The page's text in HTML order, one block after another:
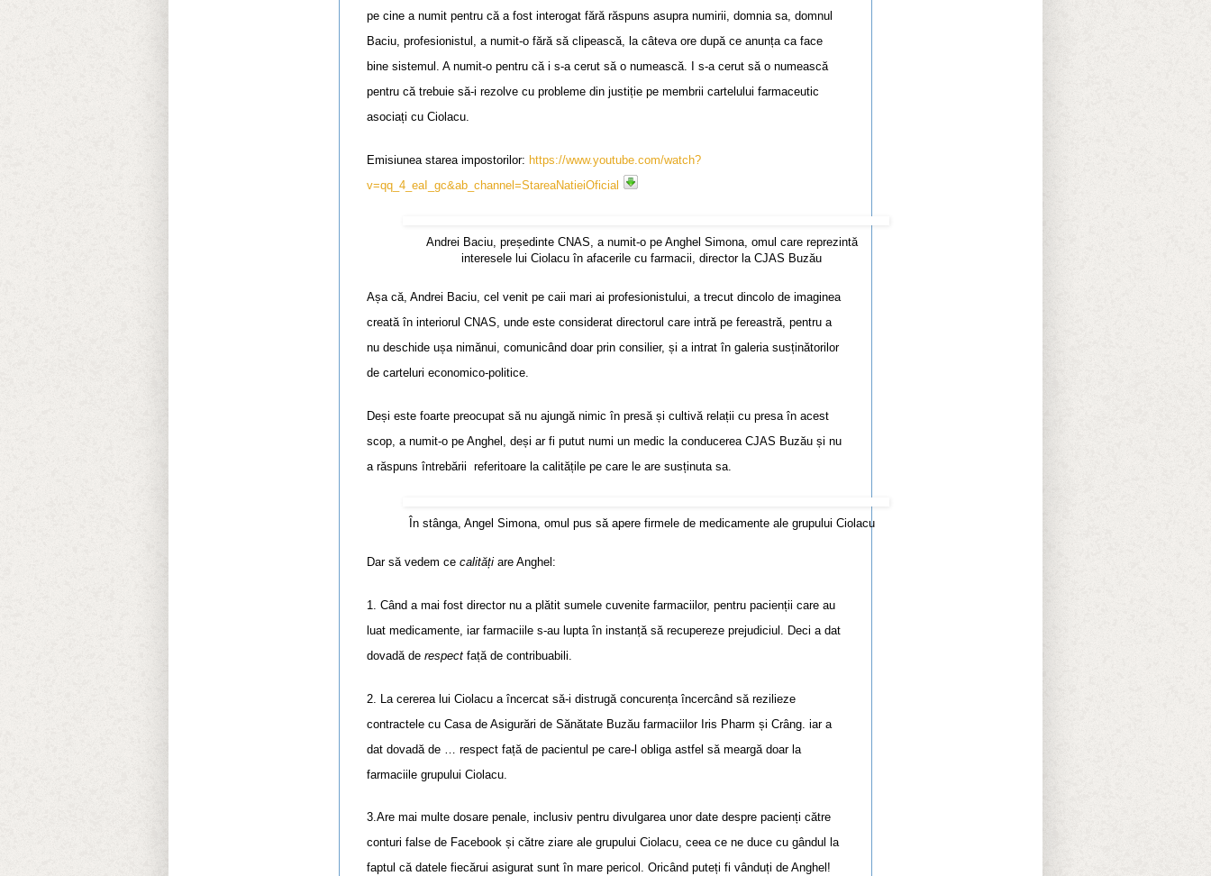
pe cine a numit pentru că a fost interogat fără răspuns asupra numirii, domnia sa, domnul
Baciu, profesionistul, a numit-o fără să clipească, la câteva ore după ce anunța ca face
bine sistemul. A numit-o pentru că i s-a cerut să o numească. I s-a cerut să o numească
pentru că trebuie să-i rezolve cu probleme din justiție pe membrii cartelului farmaceutic
asociați cu Ciolacu.
Emisiunea starea impostorilor: https://www.youtube.com/watch?
v=qq_4_eaI_gc&ab_channel=StareaNatieiOficial
Andrei Baciu, președinte CNAS, a numit-o pe Anghel Simona, omul care reprezintă
interesele lui Ciolacu în afacerile cu farmacii, director la CJAS Buzău
Așa că, Andrei Baciu, cel venit pe caii mari ai profesionistului, a trecut dincolo de imaginea
creată în interiorul CNAS, unde este considerat directorul care intră pe fereastră, pentru a
nu deschide ușa nimănui, comunicând doar prin consilier, și a intrat în galeria susținătorilor
de carteluri economico-politice.
Deși este foarte preocupat să nu ajungă nimic în presă și cultivă relații cu presa în acest
scop, a numit-o pe Anghel, deși ar fi putut numi un medic la conducerea CJAS Buzău și nu
a răspuns întrebării referitoare la calitățile pe care le are susținuta sa.
În stânga, Angel Simona, omul pus să apere firmele de medicamente ale grupului Ciolacu
Dar să vedem ce calități are Anghel:
1. Când a mai fost director nu a plătit sumele cuvenite farmaciilor, pentru pacienții care au
luat medicamente, iar farmaciile s-au lupta în instanță să recupereze prejudiciul. Deci a dat
dovadă de respect față de contribuabili.
2. La cererea lui Ciolacu a încercat să-i distrugă concurența încercând să rezilieze
contractele cu Casa de Asigurări de Sănătate Buzău farmaciilor Iris Pharm și Crâng. iar a
dat dovadă de … respect față de pacientul pe care-l obliga astfel să meargă doar la
farmaciile grupului Ciolacu.
3.Are mai multe dosare penale, inclusiv pentru divulgarea unor date despre pacienți către
conturi false de Facebook și către ziare ale grupului Ciolacu, ceea ce ne duce cu gândul la
faptul că datele fiecărui asigurat sunt în mare pericol. Oricând puteți fi vânduți de Anghel!